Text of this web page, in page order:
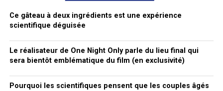
Ce gâteau à deux ingrédients est une expérience
scientifique déguisée
Le réalisateur de One Night Only parle du lieu final qui
sera bientôt emblématique du film (en exclusivité)
Pourquoi les scientifiques pensent que les couples âgés